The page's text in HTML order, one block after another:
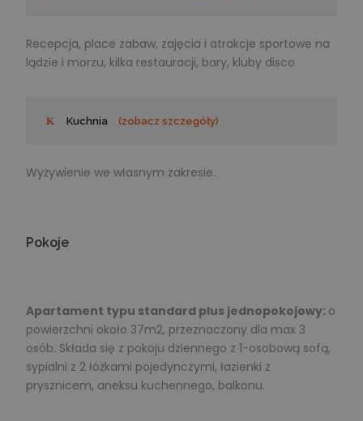
Recepcja, place zabaw, zajęcia i atrakcje sportowe na
lądzie i morzu, kilka restauracji, bary, kluby disco
Kuchnia (zobacz szczegóły)
Wyżywienie we własnym zakresie.
Pokoje
Apartament typu standard plus jednopokojowy: o
powierzchni około 37m2, przeznaczony dla max 3
osób. Składa się z pokoju dziennego z 1-osobową sofą,
sypialni z 2 łóżkami pojedynczymi, łazienki z
prysznicem, aneksu kuchennego, balkonu.